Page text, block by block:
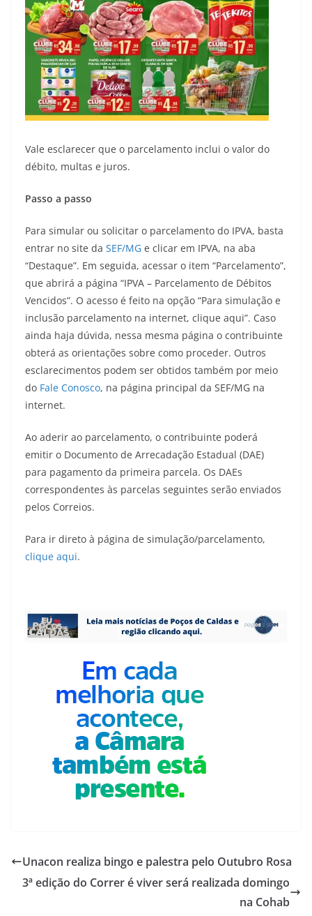
Vale esclarecer que o parcelamento inclui o valor do
débito, multas e juros.
Passo a passo
Para simular ou solicitar o parcelamento do IPVA, basta
entrar no site da SEF/MG e clicar em IPVA, na aba
“Destaque”. Em seguida, acessar o item “Parcelamento”,
que abrirá a página “IPVA – Parcelamento de Débitos
Vencidos”. O acesso é feito na opção “Para simulação e
inclusão parcelamento na internet, clique aqui”. Caso
ainda haja dúvida, nessa mesma página o contribuinte
obterá as orientações sobre como proceder. Outros
esclarecimentos podem ser obtidos também por meio
do Fale Conosco, na página principal da SEF/MG na
internet.
Ao aderir ao parcelamento, o contribuinte poderá
emitir o Documento de Arrecadação Estadual (DAE)
para pagamento da primeira parcela. Os DAEs
correspondentes às parcelas seguintes serão enviados
pelos Correios.
Para ir direto à página de simulação/parcelamento,
clique aqui.
Unacon realiza bingo e palestra pelo Outubro Rosa
3ª edição do Correr é viver será realizada domingo
na Cohab